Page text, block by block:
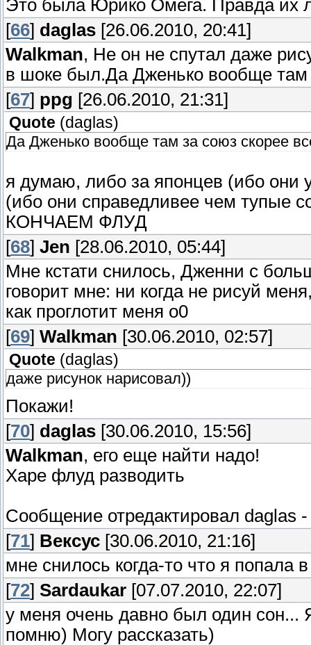
Это была Юрико Омега. Правда их
[66] daglas [26.06.2010, 20:41]
Walkman, Не он не спутал даже
в шоке был.Да Дженько вообще там
[67] ppg [26.06.2010, 21:31]
Quote (daglas)
Да Дженько вообще там за союз скорее
я думаю, либо за японцев (ибо они
(ибо они справедливее чем тупые
КОНЧАЕМ ФЛУД
[68] Jen [28.06.2010, 05:44]
Мне кстати снилось, Дженни с
говорит мне: ни когда не рисуй
как проглотит меня о0
[69] Walkman [30.06.2010, 02:57]
Quote (daglas)
даже рисунок нарисовал))
Покажи!
[70] daglas [30.06.2010, 15:56]
Walkman, его еще найти надо!
Харе флуд разводить
Сообщение отредактировал daglas
[71] Вексус [30.06.2010, 21:16]
мне снилось когда-то что я попала
[72] Sardaukar [07.07.2010, 22:07]
у меня очень давно был один сон...
помню) Могу рассказать)